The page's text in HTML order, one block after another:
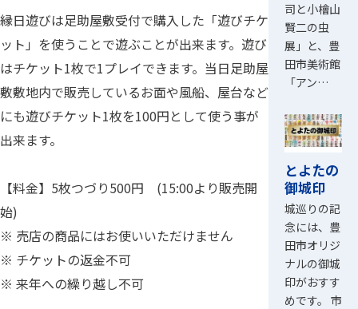
縁日遊びは足助屋敷受付で購入した「遊びチケ
ット」を使うことで遊ぶことが出来ます。遊び
はチケット1枚で1プレイできます。当日足助屋
敷敷地内で販売しているお面や風船、屋台など
にも遊びチケット1枚を100円として使う事が
出来ます。
【料金】5枚つづり500円 (15:00より販売開
始)
※ 売店の商品にはお使いいただけません
※ チケットの返金不可
※ 来年への繰り越し不可
司と小檜山
賢二の虫
展」と、豊
田市美術館
「アン…
とよたの
御城印
城巡りの記
念には、豊
田市オリジ
ナルの御城
印がおすす
めです。 市